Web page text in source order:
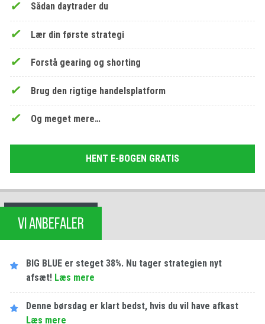
Sådan daytrader du
Lær din første strategi
Forstå gearing og shorting
Brug den rigtige handelsplatform
Og meget mere…
HENT E-BOGEN GRATIS
VI ANBEFALER
BIG BLUE er steget 38%. Nu tager strategien nyt
afsæt! Læs mere
Denne børsdag er klart bedst, hvis du vil have afkast
Læs mere